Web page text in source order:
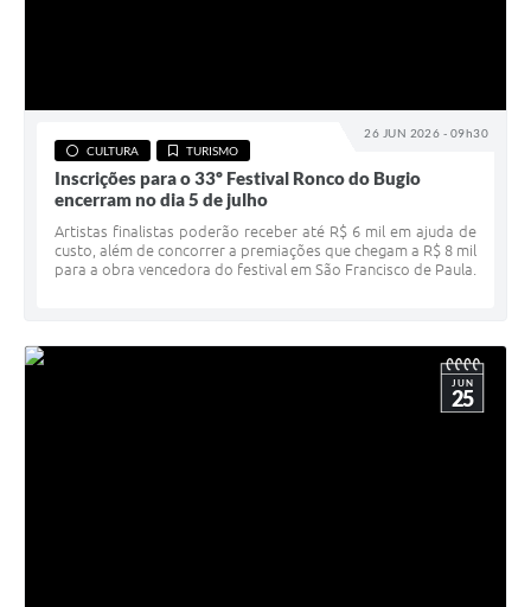
26 JUN 2026 - 09h30
CULTURA TURISMO
Inscrições para o 33º Festival Ronco do Bugio
encerram no dia 5 de julho
Artistas finalistas poderão receber até R$ 6 mil em ajuda de
custo, além de concorrer a premiações que chegam a R$ 8 mil
para a obra vencedora do festival em São Francisco de Paula.
JUN
25